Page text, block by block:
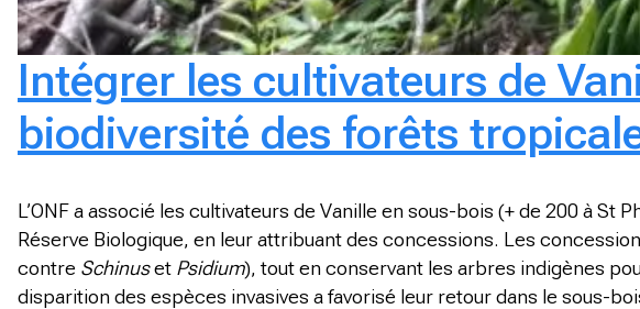
Intégrer les cultivateurs de
biodiversité des forêts
L’ONF a associé les cultivateurs de Vanille en sous-bois (+ de 200 à
Réserve Biologique, en leur attribuant des concessions. Les
contre Schinuset Psidium), tout en conservant les arbres indigènes
disparition des espèces invasives a favorisé leur retour dans le sous-